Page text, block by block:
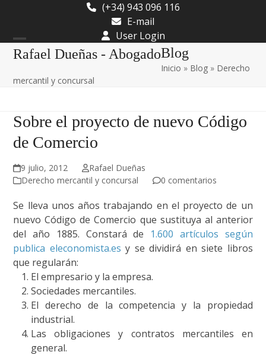
content
(+34) 943 096 116
E-mail
User Login
Rafael Dueñas - Abogado
Open
Close
Blog
Inicio » Blog » Derecho
mercantil y concursal
Sobre el proyecto de nuevo Código
de Comercio
9 julio, 2012
Rafael Dueñas
Derecho mercantil y concursal
0 comentarios
Se lleva unos años trabajando en el proyecto de un
nuevo Código de Comercio que sustituya al anterior
del año 1885. Constará de 1.600 artículos según
publica eleconomista.es y se dividirá en siete libros
que regularán:
El empresario y la empresa.
Sociedades mercantiles.
El derecho de la competencia y la propiedad
industrial.
Las obligaciones y contratos mercantiles en
general.